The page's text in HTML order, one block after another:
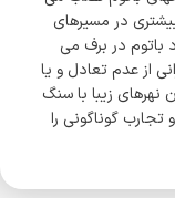
در مسیرهای
باتوم در برف می
از عدم تعادل و یا
نهرهای زیبا با سنگ
تجارب گوناگونی را